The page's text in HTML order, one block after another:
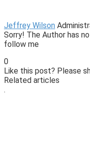
Jeffrey Wilson
Sorry! The Author has
follow me
0
Like this post? Please
Related articles
.